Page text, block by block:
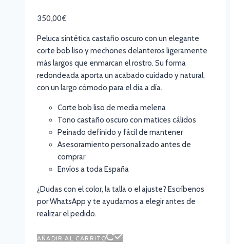
350,00€
Peluca sintética castaño oscuro con un elegante
corte bob liso y mechones delanteros ligeramente
más largos que enmarcan el rostro. Su forma
redondeada aporta un acabado cuidado y natural,
con un largo cómodo para el día a día.
Corte bob liso de media melena
Tono castaño oscuro con matices cálidos
Peinado definido y fácil de mantener
Asesoramiento personalizado antes de
comprar
Envíos a toda España
¿Dudas con el color, la talla o el ajuste? Escríbenos
por WhatsApp y te ayudamos a elegir antes de
realizar el pedido.
AÑADIR AL CARRITO